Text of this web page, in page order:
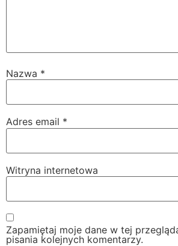
Nazwa *
Adres email *
Witryna internetowa
Zapamiętaj moje dane w tej
pisania kolejnych komentarzy.